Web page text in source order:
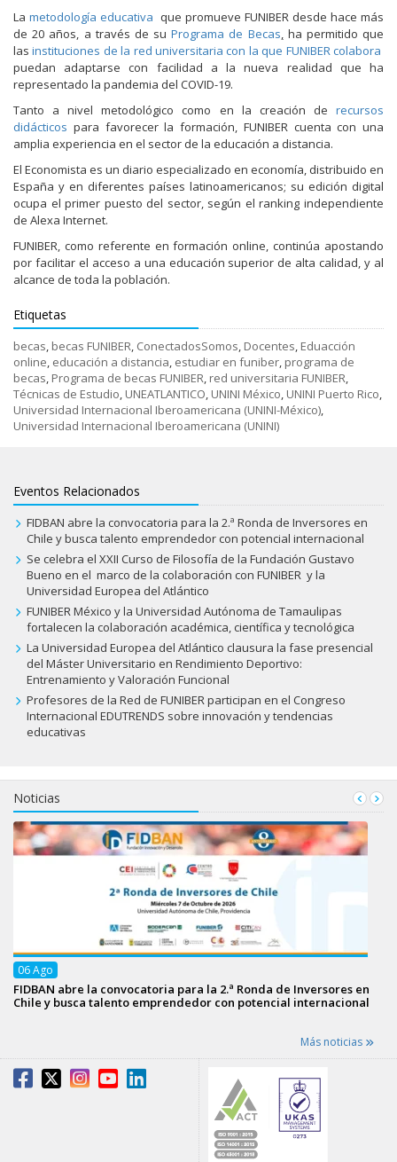
La metodología educativa que promueve FUNIBER desde hace más
de 20 años, a través de suPrograma de Becas ha permitido que
lasinstituciones de la red universitaria con la que FUNIBER colabora
puedan adaptarse con facilidad a la nueva realidad que ha
representado la pandemia del COVID-19.
Tanto a nivel metodológico como en la creación de recursos
didácticos para favorecer la formación, FUNIBER cuenta con una
amplia experiencia en el sector de la educación a distancia.
El Economista es un diario especializado en economía, distribuido en
España y en diferentes países latinoamericanos; su edición digital
ocupa el primer puesto del sector, según el ranking independiente
de Alexa Internet.
FUNIBER, como referente en formación online, continúa apostando
por facilitar el acceso a una educación superior de alta calidad, y al
alcance de toda la población.
Etiquetas
becas becas FUNIBER ConectadosSomos Docentes Eduacción
online educación a distancia estudiar en funiber programa de
becas Programa de becas FUNIBER red universitaria FUNIBER
Técnicas de Estudio UNEATLANTICO UNINI México UNINI Puerto Rico
Universidad Internacional Iberoamericana (UNINI-México)
Universidad Internacional Iberoamericana (UNINI)
Eventos Relacionados
FIDBAN abre la convocatoria para la 2.ª Ronda de Inversores en
Chile y busca talento emprendedor con potencial internacional
Se celebra el XXII Curso de Filosofía de la Fundación Gustavo
Bueno en el marco de la colaboración con FUNIBER y la
Universidad Europea del Atlántico
FUNIBER México y la Universidad Autónoma de Tamaulipas
fortalecen la colaboración académica, científica y tecnológica
La Universidad Europea del Atlántico clausura la fase presencial
del Máster Universitario en Rendimiento Deportivo:
Entrenamiento y Valoración Funcional
Profesores de la Red de FUNIBER participan en el Congreso
Internacional EDUTRENDS sobre innovación y tendencias
educativas
Noticias
06Ago
FIDBAN abre la convocatoria para la 2.ª Ronda de Inversores en
Chile y busca talento emprendedor con potencial internacional
Más noticias